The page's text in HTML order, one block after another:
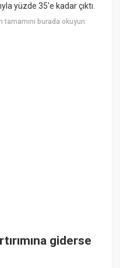
yüzde 35'e kadar çıktı.
tamamını burada okuyun:
giderse